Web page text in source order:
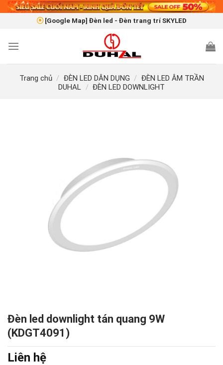
Skip
[Google Map] Đèn led - Đèn trang trí SKYLED
Trang chủ / ĐÈN LED DÂN DỤNG / ĐÈN LED ÂM TRẦN
DUHAL
/ ĐÈN LED DOWNLIGHT
Đèn led downlight tán quang 9W
(KDGT4091)
Liên hệ